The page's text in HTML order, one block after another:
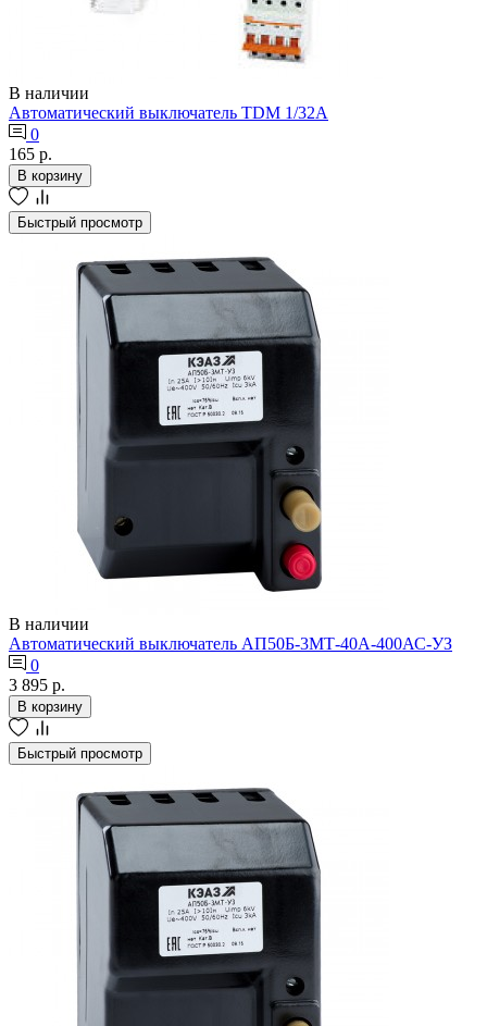
В наличии
Автоматический выключатель TDM 1/32А
0
165 р.
В корзину
Быстрый просмотр
В наличии
Автоматический выключатель АП50Б-3МТ-40А-400АС-УЗ
0
3 895 р.
В корзину
Быстрый просмотр